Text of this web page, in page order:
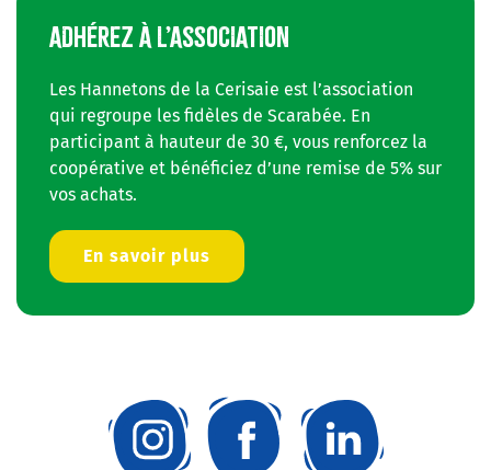
ADHÉREZ À L’ASSOCIATION
Les Hannetons de la Cerisaie est l’association
qui regroupe les fidèles de Scarabée. En
participant à hauteur de 30 €, vous renforcez la
coopérative et bénéficiez d’une remise de 5% sur
vos achats.
En savoir plus